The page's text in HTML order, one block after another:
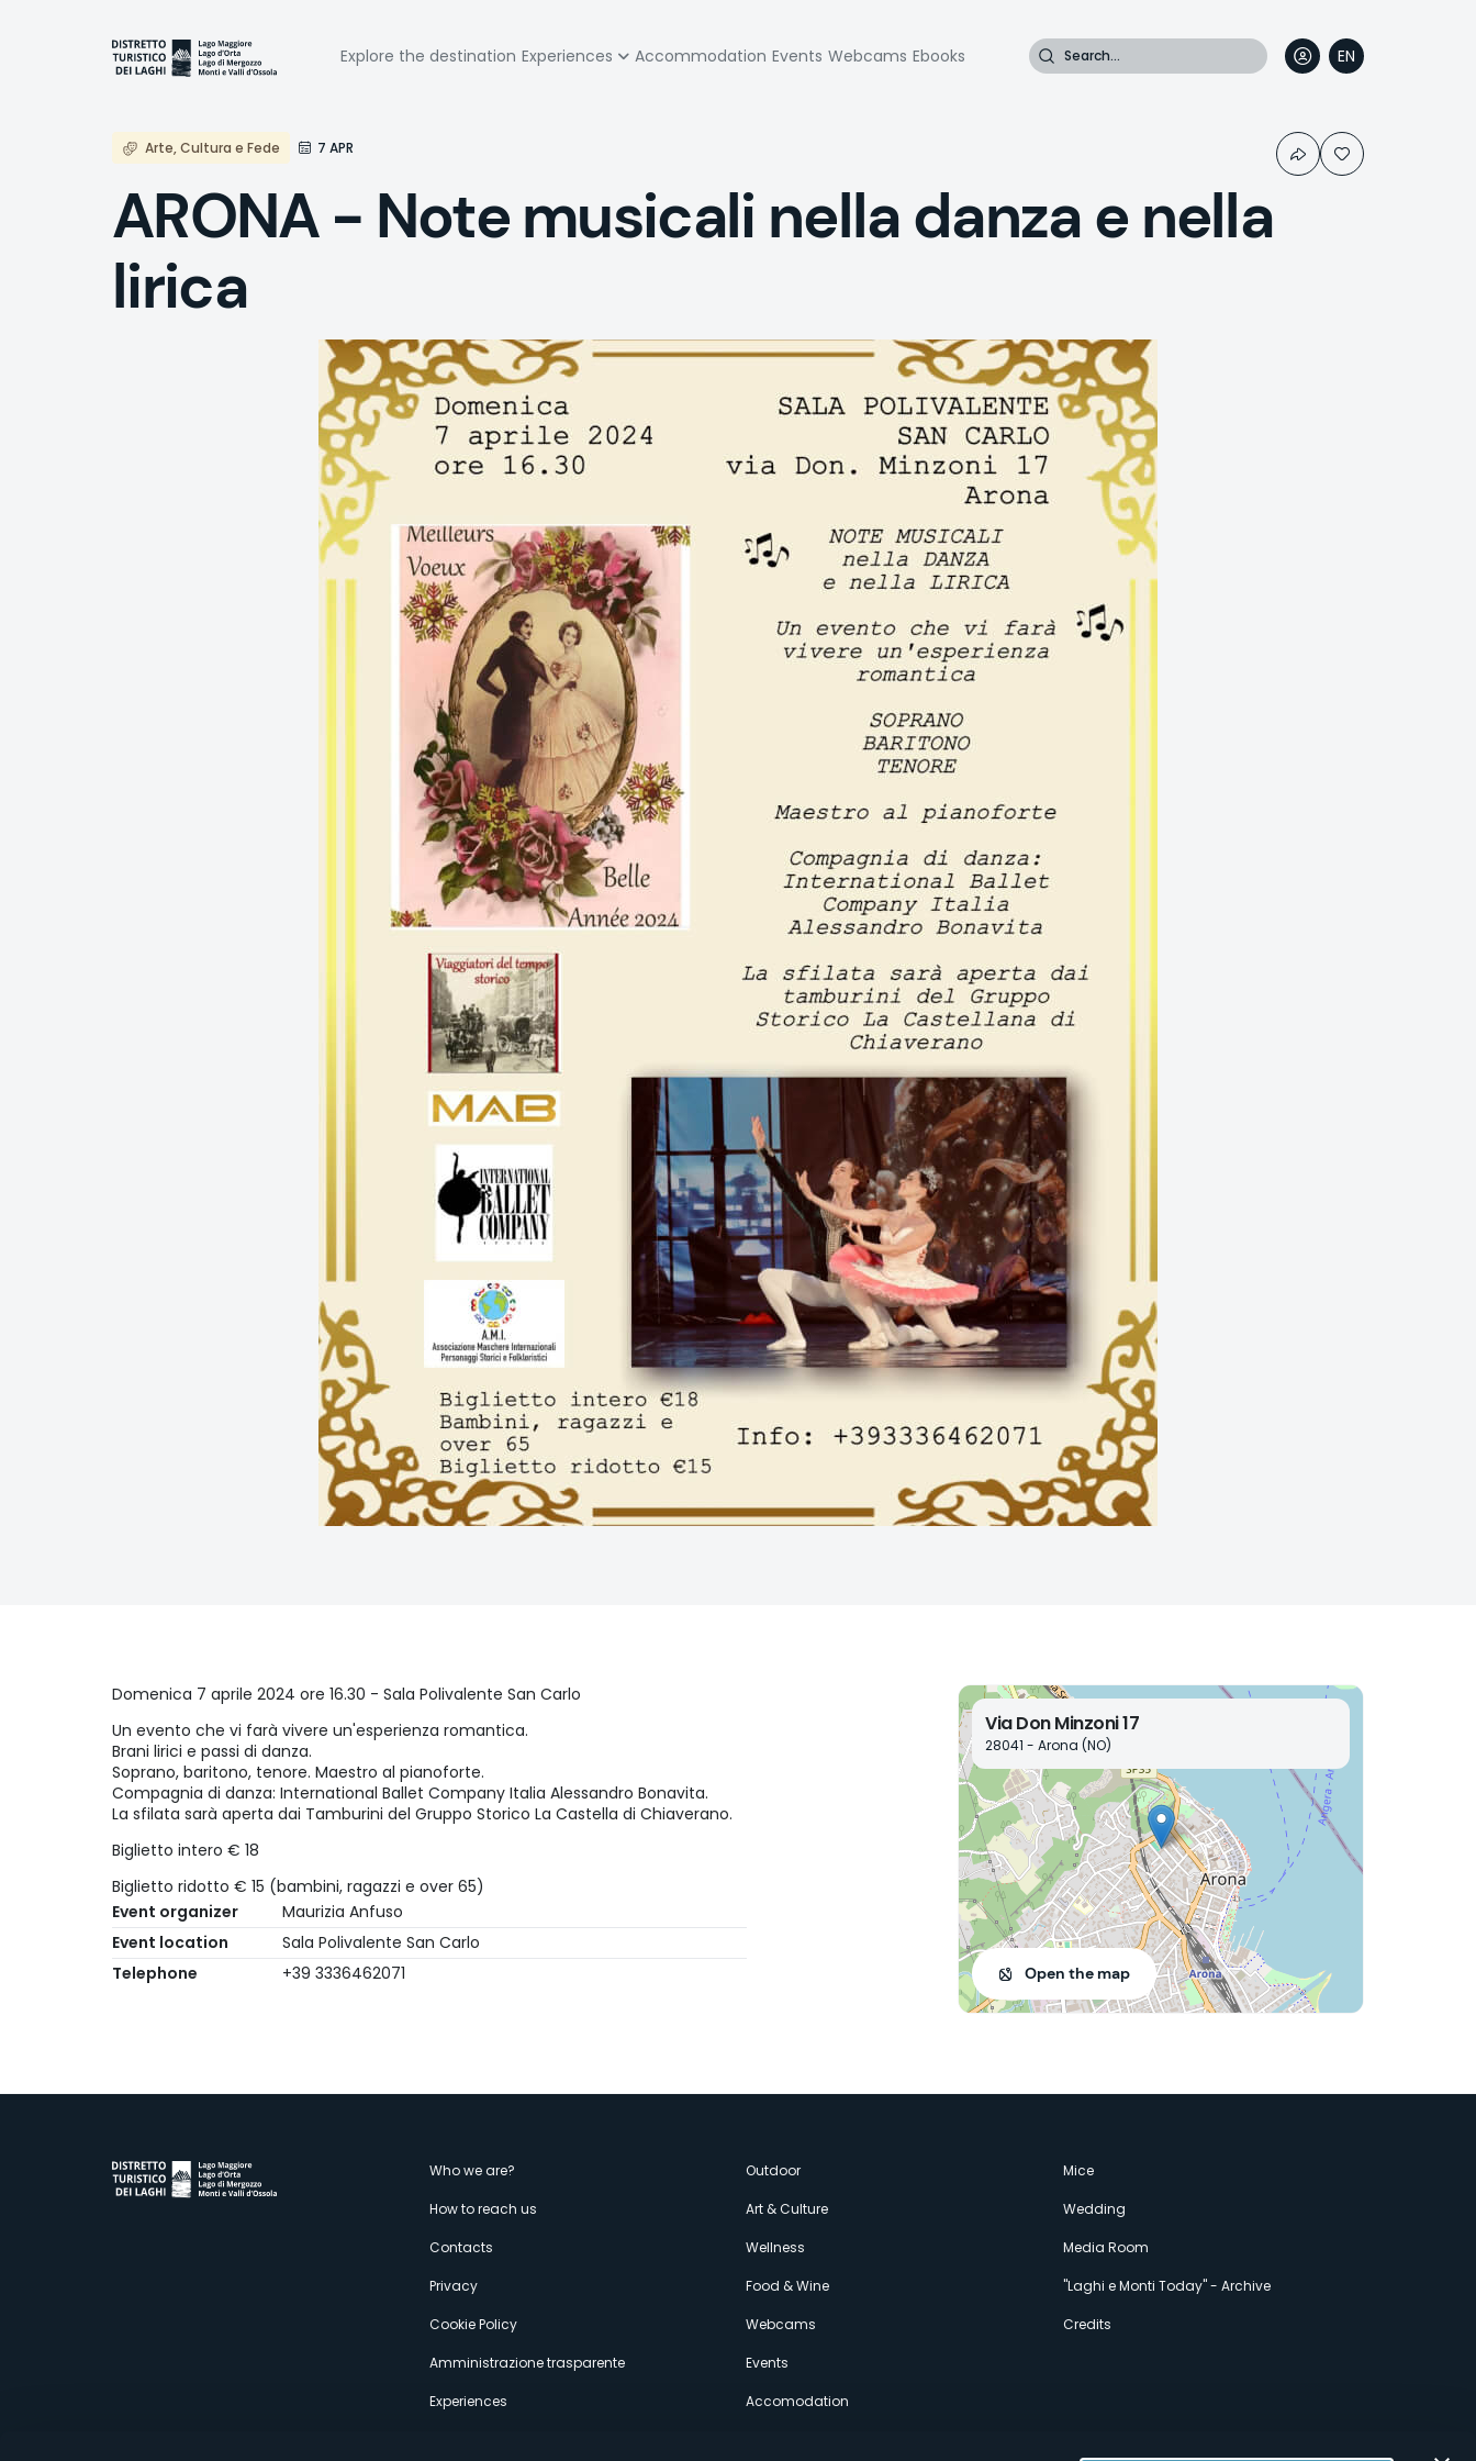
Navigazione
principale
Explore the destination Experiences Accommodation Events Webcams Ebooks Search
EN
IT
FR
DE
Arte, Cultura e Fede 7 APR
ARONA - Note musicali nella danza e nella
lirica
Domenica 7 aprile 2024 ore 16.30 - Sala Polivalente San Carlo
Un evento che vi farà vivere un'esperienza romantica.
Brani lirici e passi di danza.
Soprano, baritono, tenore. Maestro al pianoforte.
Compagnia di danza: International Ballet Company Italia Alessandro Bonavita.
La sfilata sarà aperta dai Tamburini del Gruppo Storico La Castella di Chiaverano.
Biglietto intero € 18
Biglietto ridotto € 15 (bambini, ragazzi e over 65)
Event organizer
Maurizia Anfuso
Event location
Sala Polivalente San Carlo
Telephone
+39 3336462071
Via Don Minzoni 17
28041 - Arona (NO)
Open the map
Menù
secondario
Who we are?
How to reach us
Contacts
Privacy
Cookie Policy
Amministrazione trasparente
Experiences
Outdoor
Art & Culture
Wellness
Food & Wine
Webcams
Events
Accomodation
Mice
Wedding
Media Room
"Laghi e Monti Today" - Archive
Credits